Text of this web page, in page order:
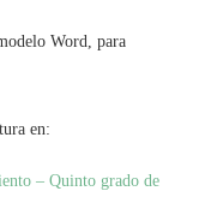
Word, para
en:
– Quinto grado de